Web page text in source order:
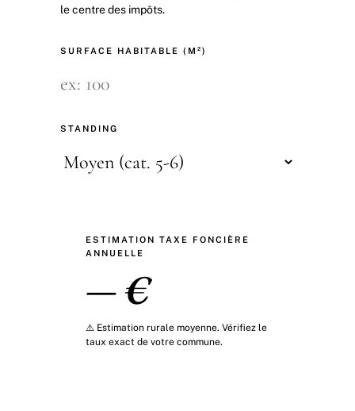
le centre des impôts.
SURFACE HABITABLE (M²)
STANDING
ESTIMATION TAXE FONCIÈRE
ANNUELLE
— €
⚠️ Estimation rurale moyenne. Vérifiez le
taux exact de votre commune.